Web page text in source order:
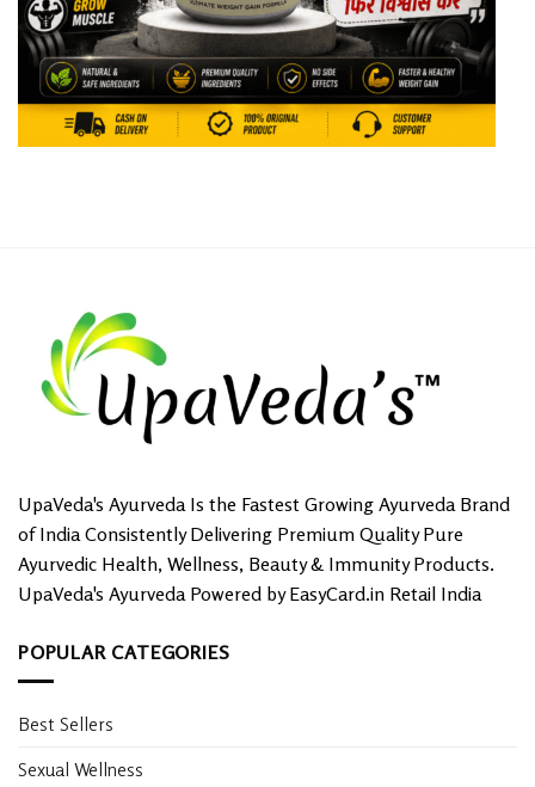
UpaVeda's Ayurveda Is the Fastest Growing Ayurveda Brand
of India Consistently Delivering Premium Quality Pure
Ayurvedic Health, Wellness, Beauty & Immunity Products.
UpaVeda's Ayurveda Powered by EasyCard.in Retail India
POPULAR CATEGORIES
Best Sellers
Sexual Wellness